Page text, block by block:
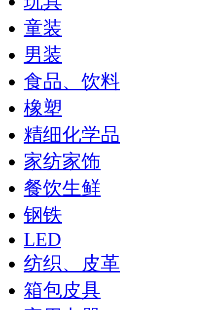
童装
男装
食品、饮料
橡塑
精细化学品
家纺家饰
餐饮生鲜
钢铁
LED
纺织、皮革
箱包皮具